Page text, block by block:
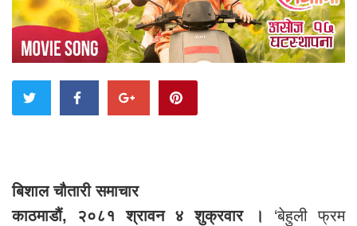
बिशाल चौतारी समाचार
काठमाडौं, २०८१ श्रावन ४ शुक्रवार ।
‘बेहुली फ्रम